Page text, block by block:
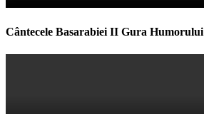
Cântecele Basarabiei II Gura Humorului